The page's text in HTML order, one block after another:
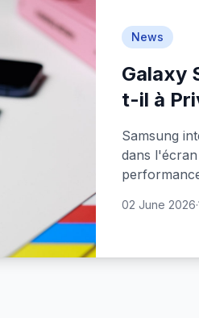
News
Galaxy
t-il à
Samsung
dans
02 June 2026·